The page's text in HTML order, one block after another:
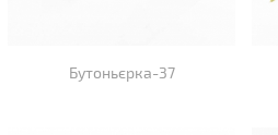
Бутоньєрка-37